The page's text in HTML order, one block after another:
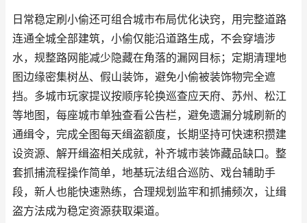
日常稳定刷小偷还可组合城市布局优化诀窍，用完整道路
连通全城全部建筑，小偷仅能沿道路生成，不会穿墙涉
水，规整路网能减少隐藏在角落的漏网目标；定期清理地
图边缘密集树丛、假山装饰，避免小偷被装饰物完全遮
挡。多城市玩家提议按顺序轮换巡查应天府、苏州、松江
等地图，每座城市单独查看公告栏，避免遗漏分城刷新的
通缉令，完成全图每天缉盗额度，长期坚持可快速积攒建
设资源、解开缉盗相关成就，补齐城市装饰藏品缺口。整
套抓捕流程操作简单，地基玩法组合巡防、戏台辅助手
段，新人也能快速熟练，合理规划监牢和抓捕频次，让缉
盗方法成为稳定资源获取渠道。